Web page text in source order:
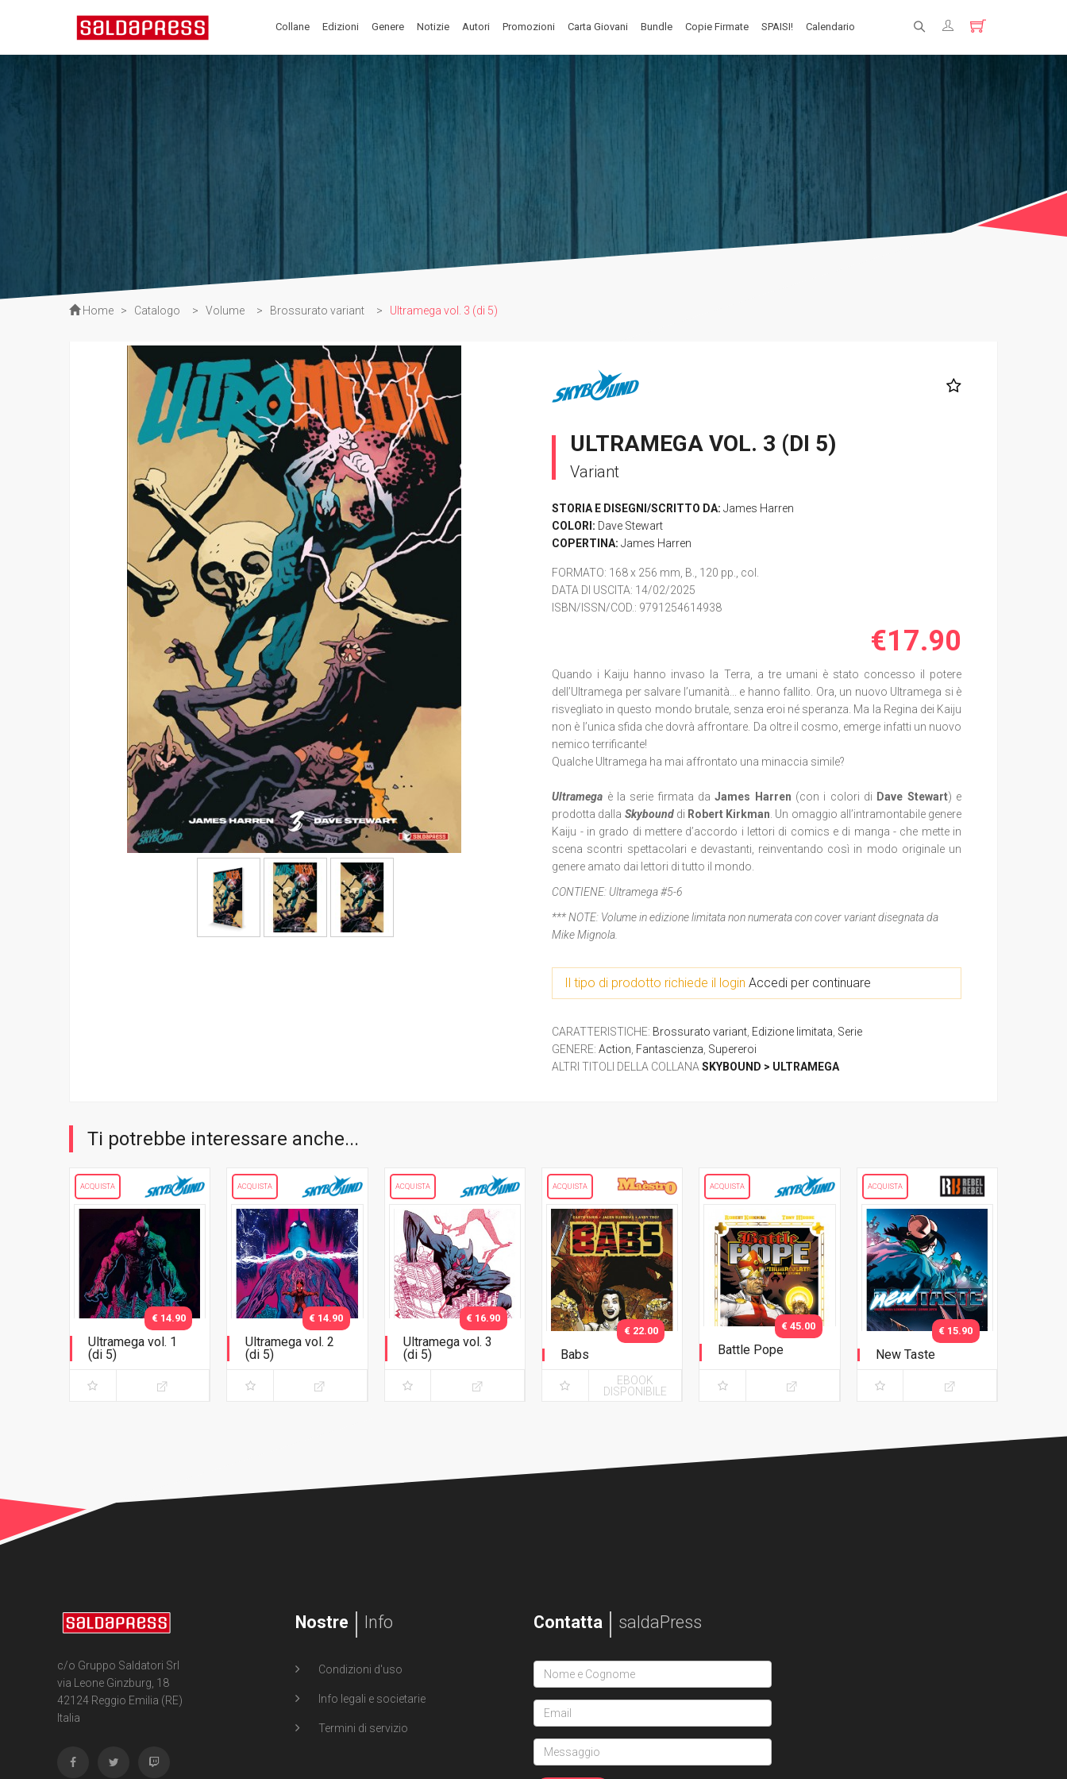
Collane Edizioni Genere Notizie Autori Promozioni Carta Giovani Bundle Copie Firmate SPAISI! Calendario
Home > Catalogo > Volume > Brossurato variant > Ultramega vol. 3 (di 5)
ULTRAMEGA VOL. 3 (DI 5)
Variant
STORIA E DISEGNI/SCRITTO DA: James Harren
COLORI: Dave Stewart
COPERTINA: James Harren
FORMATO: 168 x 256 mm, B., 120 pp., col.
DATA DI USCITA: 14/02/2025
ISBN/ISSN/COD.: 9791254614938
€17.90
Quando i Kaiju hanno invaso la Terra, a tre umani è stato concesso il potere
dell’Ultramega per salvare l’umanità... e hanno fallito. Ora, un nuovo Ultramega si è
risvegliato in questo mondo brutale, senza eroi né speranza. Ma la Regina dei Kaiju
non è l’unica sfida che dovrà affrontare. Da oltre il cosmo, emerge infatti un nuovo
nemico terrificante!
Qualche Ultramega ha mai affrontato una minaccia simile?
Ultramega è la serie firmata da James Harren (con i colori di Dave Stewart) e
prodotta dalla Skybound di Robert Kirkman . Un omaggio all’intramontabile genere
Kaiju - in grado di mettere d’accordo i lettori di comics e di manga - che mette in
scena scontri spettacolari e devastanti, reinventando così in modo originale un
genere amato dai lettori di tutto il mondo.
CONTIENE: Ultramega #5-6
*** NOTE: Volume in edizione limitata non numerata con cover variant disegnata da
Mike Mignola.
Il tipo di prodotto richiede il loginAccedi per continuare
CARATTERISTICHE: Brossurato variant Edizione limitata Serie
GENERE:Action Fantascienza Supereroi
ALTRI TITOLI DELLA COLLANASKYBOUND > ULTRAMEGA
Ti potrebbe interessare anche...
ACQUISTA
Ultramega vol. 1
(di 5)
€ 14.90
ACQUISTA
Ultramega vol. 2
(di 5)
€ 14.90
ACQUISTA
Ultramega vol. 3
(di 5)
€ 16.90
ACQUISTA
Babs
€ 22.00
EBOOK
DISPONIBILE
ACQUISTA
Battle Pope
Collezione
€ 45.00
ACQUISTA
New Taste
€ 15.90
c/o Gruppo Saldatori Srl
via Leone Ginzburg, 18
42124 Reggio Emilia (RE)
Italia
Nostre Info
Condizioni d'uso
Info legali e societarie
Termini di servizio
Contatta saldaPress